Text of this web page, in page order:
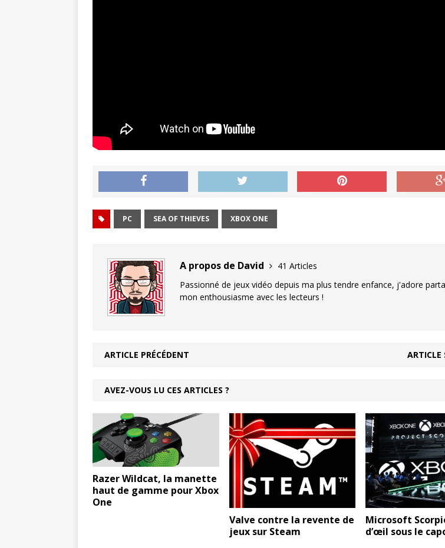
PC SEA OF THIEVES XBOX ONE
A propos de David
41 Articles
Passionné de jeux vidéo depuis ma plus tendre enfance, j'adore
mon enthousiasme avec les lecteurs !
ARTICLE PRÉCÉDENT ARTICLE
AVEZ-VOUS LU CES ARTICLES ?
Razer Wildcat, la manette
haut de gamme pour Xbox
One
Valve contre la revente de
jeux sur Steam
Microsoft
d’œil sous le